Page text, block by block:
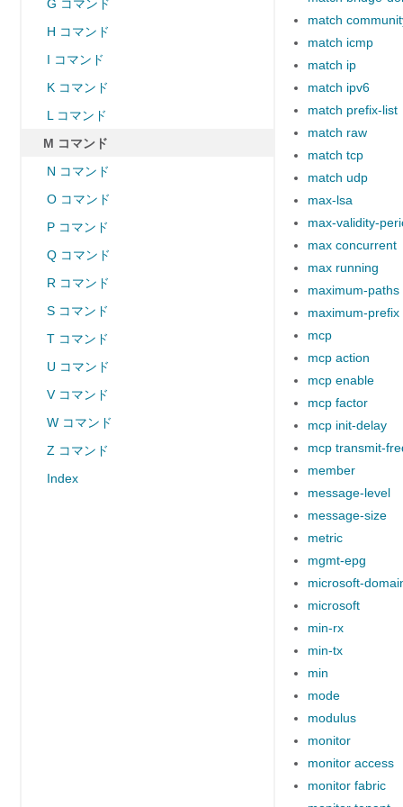
G コマンド
H コマンド
I コマンド
K コマンド
L コマンド
M コマンド
N コマンド
O コマンド
P コマンド
Q コマンド
R コマンド
S コマンド
T コマンド
U コマンド
V コマンド
W コマンド
Z コマンド
Index
match
match icmp
match ip
match ipv6
match prefix-list
match raw
match tcp
match udp
max-lsa
max-validity-
max concurrent
max running
maximum-paths
maximum-prefix
mcp
mcp action
mcp enable
mcp factor
mcp init-delay
mcp transmit-
member
message-level
message-size
metric
mgmt-epg
microsoft-
microsoft
min-rx
min-tx
min
mode
modulus
monitor
monitor access
monitor fabric